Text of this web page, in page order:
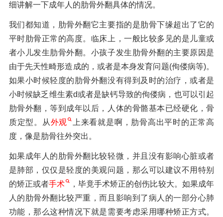
细讲解一下成年人的肋骨外翻具体的情况。
我们都知道，肋骨外翻它主要指的是肋骨下缘超出了它的
平时肋骨正常的高度。临床上，一般比较多见的是儿童或
者小儿发生肋骨外翻。小孩子发生肋骨外翻的主要原因是
由于先天性畸形造成的，或者是本身发育问题(佝偻病等)。
如果小时候轻度的肋骨外翻没有得到及时的治疗，或者是
小时候缺乏维生素d或者是缺钙导致的佝偻病，也可以引起
肋骨外翻，等到成年以后，人体的骨骼基本已经硬化，骨
质定型。从外观
上来看就是啊，肋骨高出平时的正常高
度，像是肋骨往外突出。
如果成年人的肋骨外翻比较轻微，并且没有影响心脏或者
是肺部，仅仅是轻度的美观问题，那么可以建议不用特别
的矫正或者手术
，毕竟手术矫正的创伤比较大。如果成年
人的肋骨外翻比较严重，而且影响到了病人的一部分心肺
功能，那么这种情况下就是需要考虑采用哪种矫正方式。